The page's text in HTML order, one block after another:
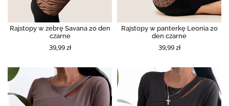
Rajstopy w zebrę Savana 20 den
czarne
39,99 zł
Rajstopy w panterkę Leonia 20
den czarne
39,99 zł